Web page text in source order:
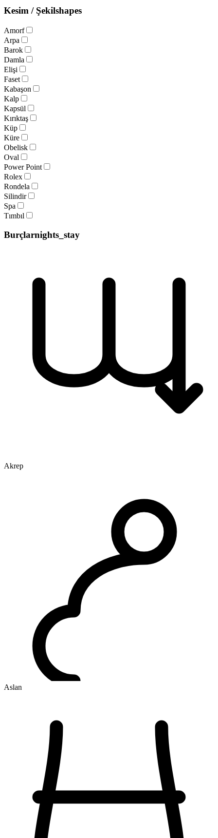
Kesim / Şekilshapes
Amorf
Arpa
Barok
Damla
Elişi
Faset
Kabaşon
Kalp
Kapsül
Kırıktaş
Küp
Küre
Obelisk
Oval
Power Point
Rolex
Rondela
Silindir
Spa
Tımbıl
Burçlarnights_stay
Akrep
Aslan